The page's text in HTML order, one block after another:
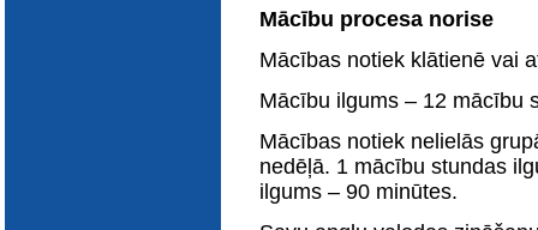
Mācību procesa norise
Mācības notiek klātienē vai
Mācību ilgums – 12 mācību
Mācības notiek nelielās
nedēļā. 1 mācību stundas
ilgums – 90 minūtes.